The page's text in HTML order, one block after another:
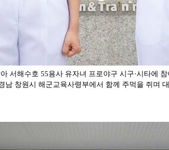
서해수호 55용사 유자녀 프로야구 시구·시타에
남 창원시 해군교육사령부에서 함께 주먹을 쥐며